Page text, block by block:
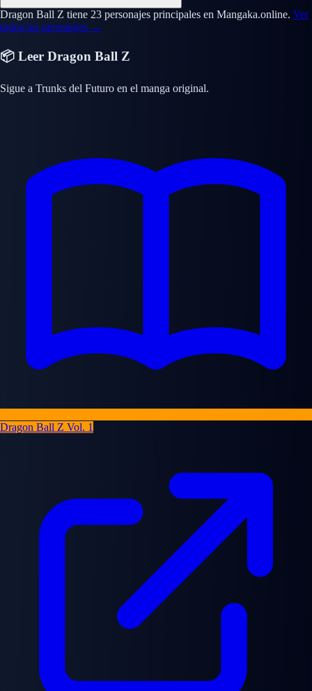
Dragon Ball Z tiene 23 personajes principales en Mangaka.online. Ver
todos los personajes →
📦 Leer Dragon Ball Z
Sigue a Trunks del Futuro en el manga original.
Dragon Ball Z Vol. 1